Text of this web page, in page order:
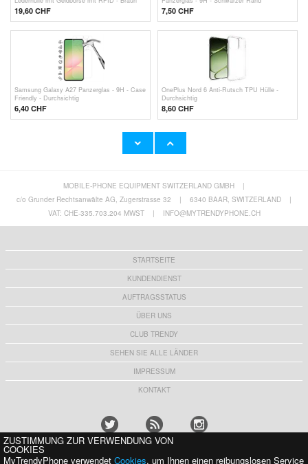
19,60 CHF 7,50 CHF
Samsung Galaxy A27 Panzerglas - 9H - Case
Friendly - Durchsichtig
6,40 CHF
OnePlus Nord 6 Anti-Rutsch TPU Hülle -
Durchsichtig
8,60 CHF
OnePlus Nord 6 Dux Ducis Skin Pro Flip
Hülle
OnePlus Nord 6 - 512GB - Mint
499,00
MOBILE-PHONE EQUIPMENT SWITZERLAND GMBH
|
c/o Grunder Rechtsanwälte AG, Zugerstrasse 32
| 6340 BAAR, SWITZERLAND
|
VAT: CHE-335.703.204 MWST
| INFO@MYTRENDYPHONE.CH
STARTSEITE
KUNDENDIENST
AUFTRAGSSTATUS
ÜBER UNS
CLUB TRENDY
SEHEN SIE ALLE LÄNDER
IMPRESSUM
KONTAKT
ZUSTIMMUNG ZUR VERWENDUNG VON
COOKIES
MyTrendyPhone verwendet Cookies, um Ihnen einen reibungslosen Service